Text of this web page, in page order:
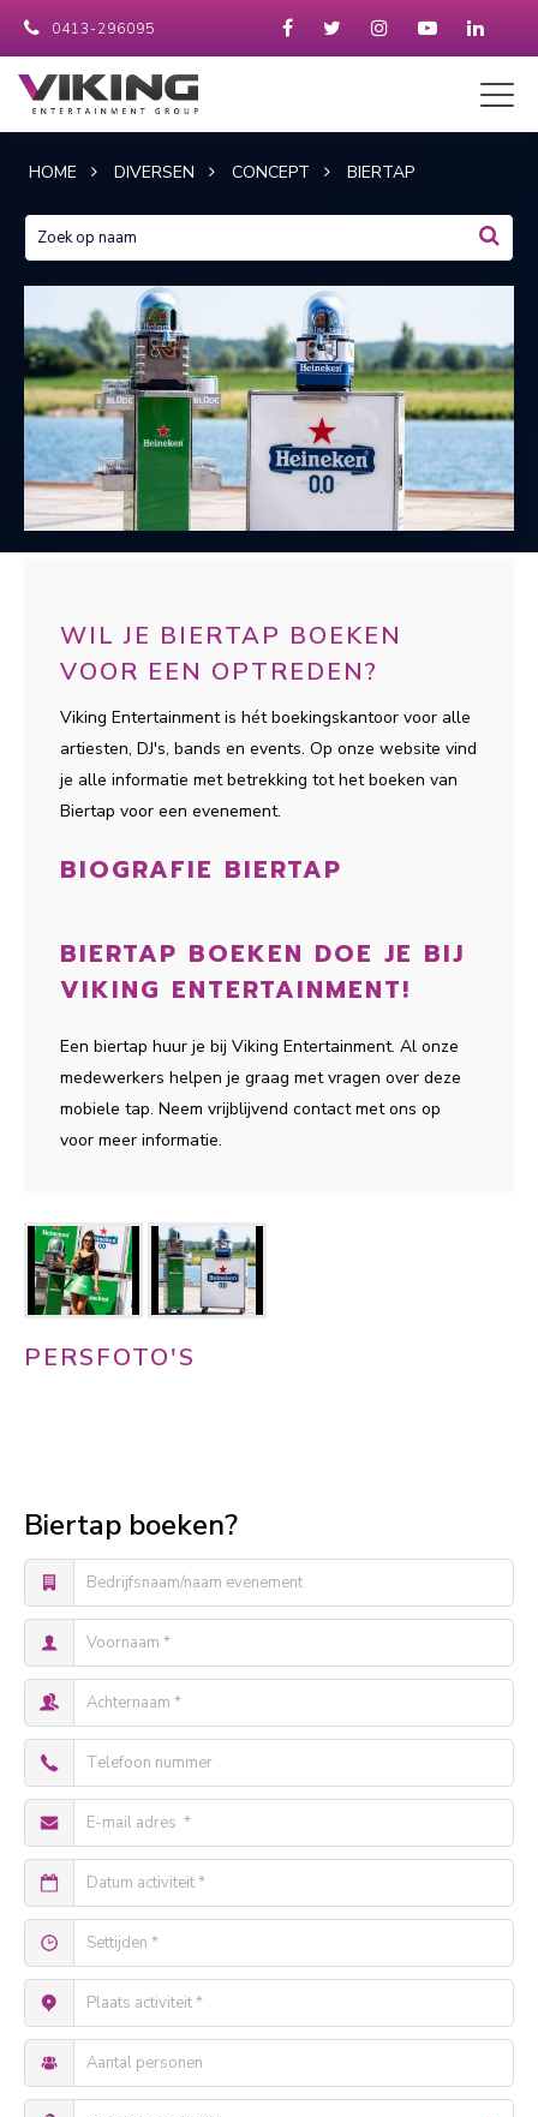
0413-296095
HOME DIVERSEN CONCEPT BIERTAP
WIL JE BIERTAP BOEKEN
VOOR EEN OPTREDEN?
Viking Entertainment is hét boekingskantoor voor alle
artiesten, DJ's, bands en events. Op onze website vind
je alle informatie met betrekking tot het boeken van
Biertap voor een evenement.
BIOGRAFIE BIERTAP
BIERTAP BOEKEN DOE JE BIJ
VIKING ENTERTAINMENT!
Een biertap huur je bij Viking Entertainment. Al onze
medewerkers helpen je graag met vragen over deze
mobiele tap. Neem vrijblijvend contact met ons op
voor meer informatie.
PERSFOTO'S
Biertap boeken?